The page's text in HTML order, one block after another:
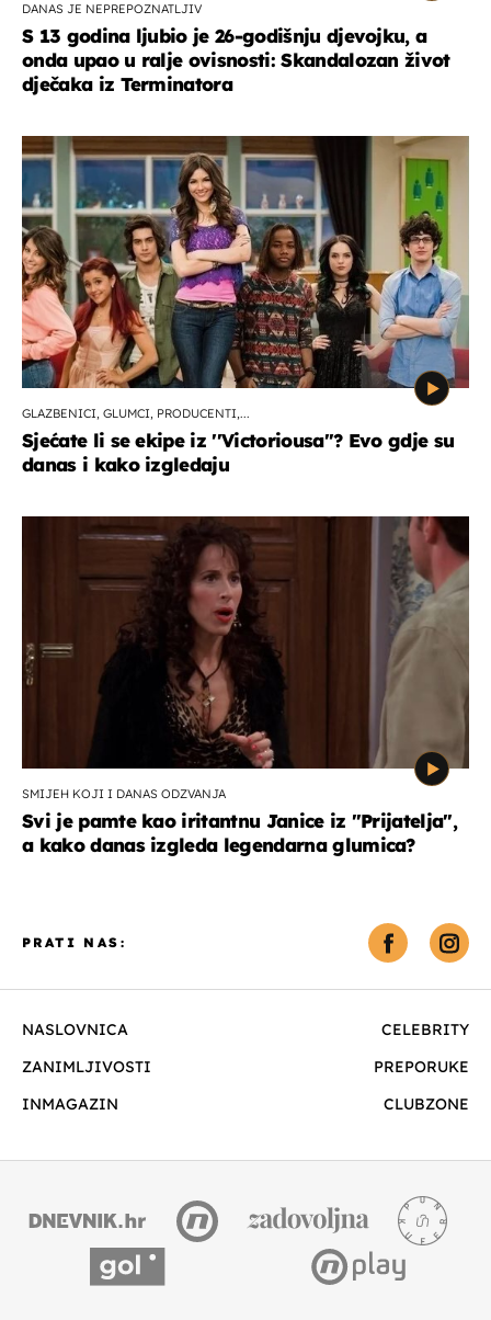
DANAS JE NEPREPOZNATLJIV
S 13 godina ljubio je 26-godišnju djevojku, a
onda upao u ralje ovisnosti: Skandalozan život
dječaka iz Terminatora
GLAZBENICI, GLUMCI, PRODUCENTI,...
Sjećate li se ekipe iz ''Victoriousa''? Evo gdje su
danas i kako izgledaju
SMIJEH KOJI I DANAS ODZVANJA
Svi je pamte kao iritantnu Janice iz "Prijatelja",
a kako danas izgleda legendarna glumica?
NASLOVNICA
CELEBRITY
ZANIMLJIVOSTI
PREPORUKE
INMAGAZIN
CLUBZONE
PRATI NAS: